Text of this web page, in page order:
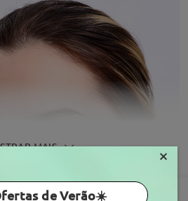
MAIS ×
de Verão☀️